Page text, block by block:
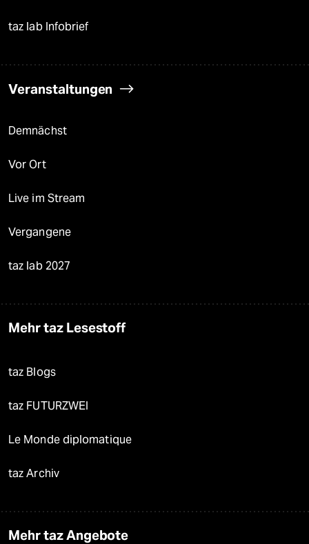
taz lab Infobrief
Veranstaltungen
Demnächst
Vor Ort
Live im Stream
Vergangene
taz lab 2027
Mehr taz Lesestoff
taz Blogs
taz FUTURZWEI
Le Monde diplomatique
taz Archiv
Mehr taz Angebote